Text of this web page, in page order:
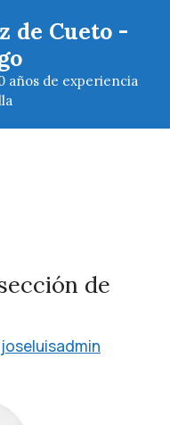
de Cueto -
años de experiencia
de
joseluisadmin